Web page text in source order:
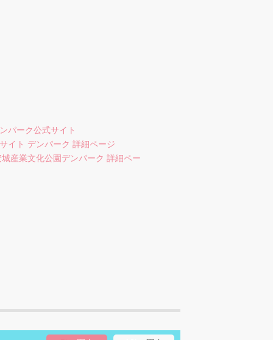
パーク公式サイト
イト デンパーク 詳細ページ
産業文化公園デンパーク 詳細ペー